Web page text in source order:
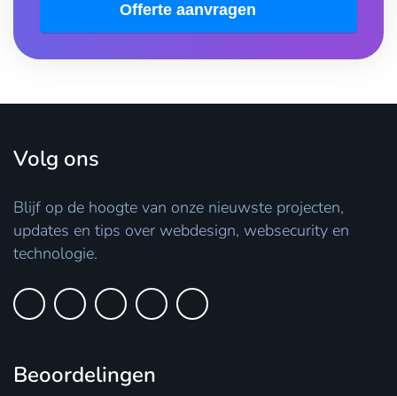
Offerte aanvragen
Volg ons
Blijf op de hoogte van onze nieuwste projecten,
updates en tips over webdesign, websecurity en
technologie.
Beoordelingen